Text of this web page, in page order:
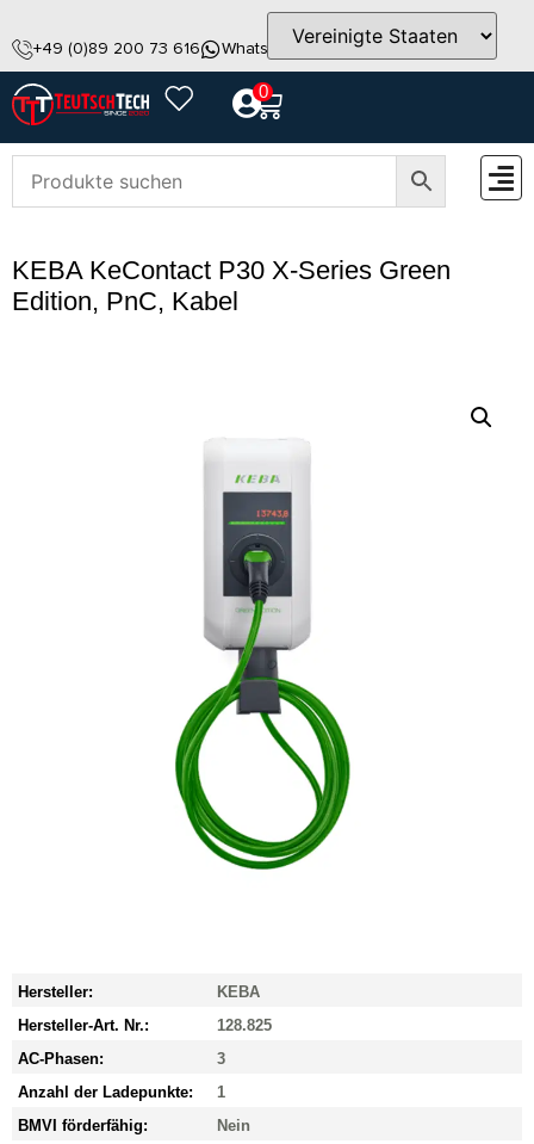
+49 (0)89 200 73 616 WhatsApp info@teutschtech.com
0
KEBA KeContact P30 X-Series Green
Edition, PnC, Kabel
Hersteller:
KEBA
Hersteller-Art. Nr.:
128.825
AC-Phasen:
3
Anzahl der Ladepunkte:
1
BMVI förderfähig:
Nein